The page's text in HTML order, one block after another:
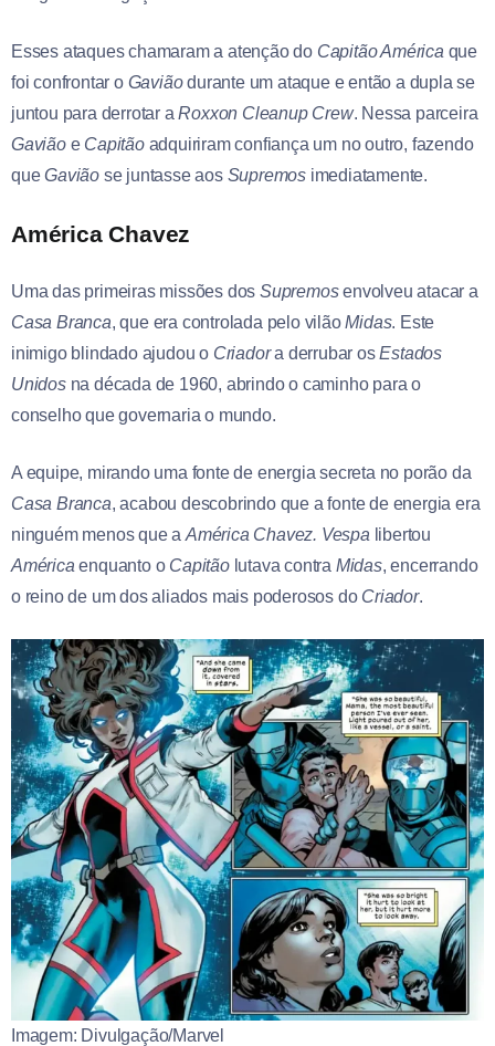
Esses ataques chamaram a atenção do Capitão América que
foi confrontar o Gaviãodurante um ataque e então a dupla se
juntou para derrotar aRoxxon Cleanup Crew. Nessa parceira
Gaviãoe Capitãoadquiriram confiança um no outro, fazendo
queGavião se juntasse aos Supremos imediatamente.
América Chavez
Uma das primeiras missões dos Supremosenvolveu atacar a
Casa Branca, que era controlada pelo vilãoMidas. Este
inimigo blindado ajudou o Criadora derrubar osEstados
Unidosna década de 1960, abrindo o caminho para o
conselho que governaria o mundo.
A equipe, mirando uma fonte de energia secreta no porão da
Casa Branca, acabou descobrindo que a fonte de energia era
ninguém menos que aAmérica Chavez. Vespa libertou
América enquanto o Capitãolutava contra Midas, encerrando
o reino de um dos aliados mais poderosos do Criador.
Imagem: Divulgação/Marvel